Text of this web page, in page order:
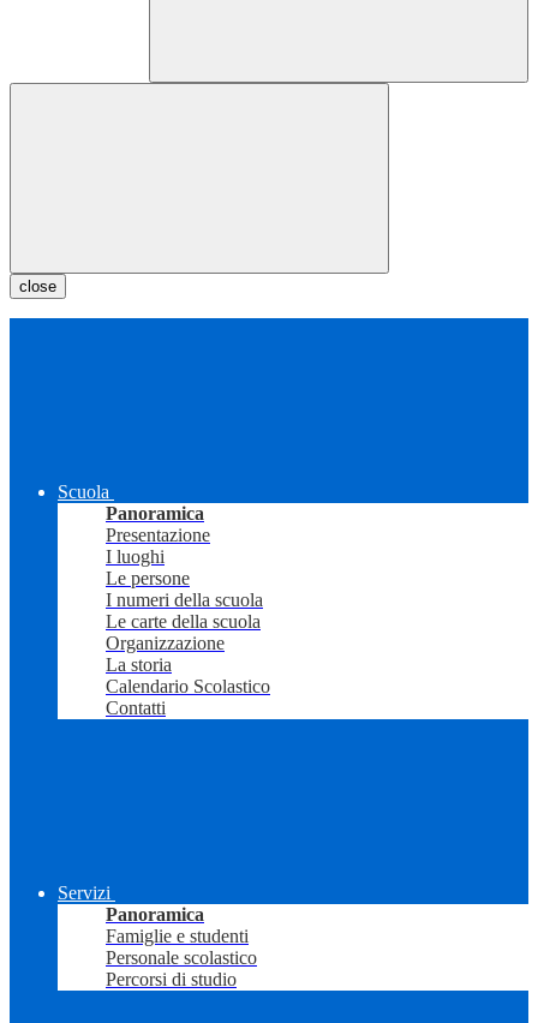
close
Scuola
Panoramica
Presentazione
I luoghi
Le persone
I numeri della scuola
Le carte della scuola
Organizzazione
La storia
Calendario Scolastico
Contatti
Servizi
Panoramica
Famiglie e studenti
Personale scolastico
Percorsi di studio